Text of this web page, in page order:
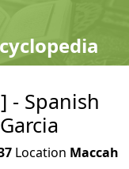
- Spanish
Location Maccah